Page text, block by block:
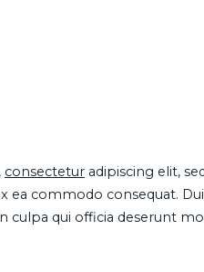
consectetur adipiscing elit,
ea commodo consequat.
culpa qui officia deserunt